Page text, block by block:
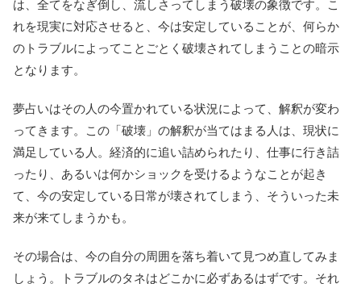
は、全てをなぎ倒し、流しさってしまう破壊の象徴です。こ
れを現実に対応させると、今は安定していることが、何らか
のトラブルによってことごとく破壊されてしまうことの暗示
となります。
夢占いはその人の今置かれている状況によって、解釈が変わ
ってきます。この「破壊」の解釈が当てはまる人は、現状に
満足している人。経済的に追い詰められたり、仕事に行き詰
ったり、あるいは何かショックを受けるようなことが起き
て、今の安定している日常が壊されてしまう、そういった未
来が来てしまうかも。
その場合は、今の自分の周囲を落ち着いて見つめ直してみま
しょう。トラブルのタネはどこかに必ずあるはずです。それ